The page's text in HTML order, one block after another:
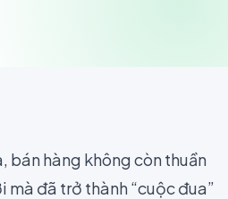
bán hàng không còn thuần
mà đã trở thành “cuộc đua”